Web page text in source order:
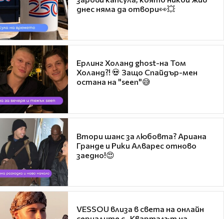
днес няма да отвори👀💥
Ерлинг Холанд ghost-на Том
Холанд?! 💀 Защо Спайдър-мен
остана на "seen"😅
Втори шанс за любовта? Ариана
Гранде и Рики Алварес отново
заедно!😍
VESSOU влиза в света на онлайн